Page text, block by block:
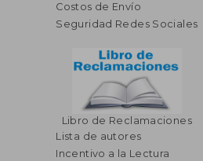
Costos de Envío
Seguridad Redes Sociales
Libro de Reclamaciones
Lista de autores
Incentivo a la Lectura